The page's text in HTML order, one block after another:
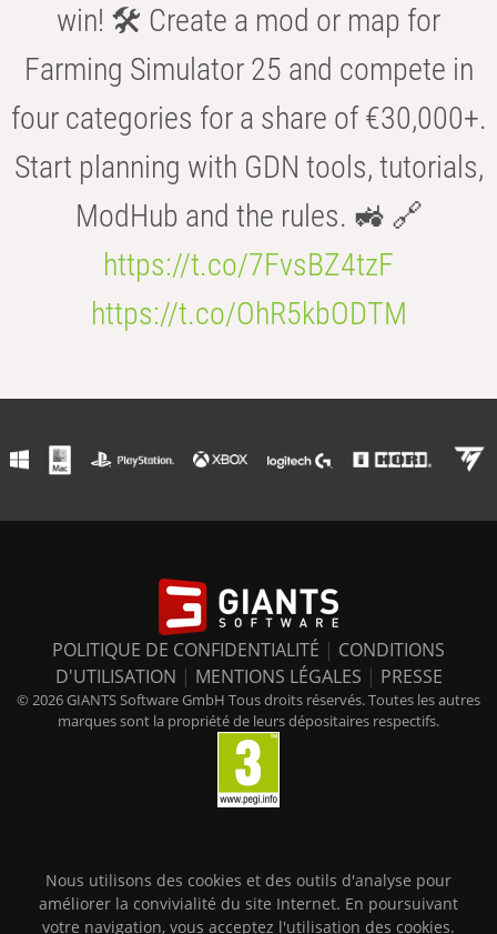
win! 🛠️ Create a mod or map for
Farming Simulator 25 and compete in
four categories for a share of €30,000+.
Start planning with GDN tools, tutorials,
ModHub and the rules. 🚜 🔗
https://t.co/7FvsBZ4tzF
https://t.co/OhR5kbODTM
POLITIQUE DE CONFIDENTIALITÉ | CONDITIONS
D'UTILISATION | MENTIONS LÉGALES | PRESSE
© 2026 GIANTS Software GmbH Tous droits réservés. Toutes les autres
marques sont la propriété de leurs dépositaires respectifs.
Nous utilisons des cookies et des outils d'analyse pour
améliorer la convivialité du site Internet. En poursuivant
votre navigation, vous acceptez l'utilisation des cookies.